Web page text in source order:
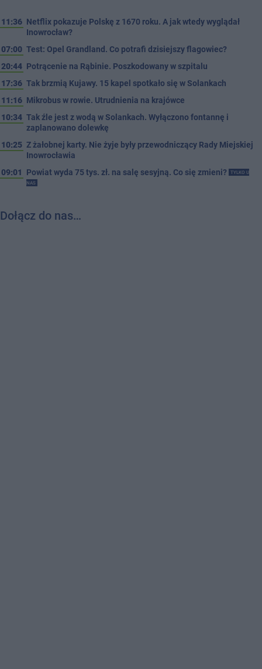
11:36 Netflix pokazuje Polskę z 1670 roku. A jak wtedy wyglądał
Inowrocław?
07:00 Test: Opel Grandland. Co potrafi dzisiejszy flagowiec?
20:44 Potrącenie na Rąbinie. Poszkodowany w szpitalu
17:36 Tak brzmią Kujawy. 15 kapel spotkało się w Solankach
11:16 Mikrobus w rowie. Utrudnienia na krajówce
10:34 Tak źle jest z wodą w Solankach. Wyłączono fontannę i
zaplanowano dolewkę
10:25 Z żałobnej karty. Nie żyje były przewodniczący Rady Miejskiej
Inowrocławia
09:01
Powiat wyda 75 tys. zł. na salę sesyjną. Co się zmieni?
TYLKO U
NAS
Dołącz do nas…